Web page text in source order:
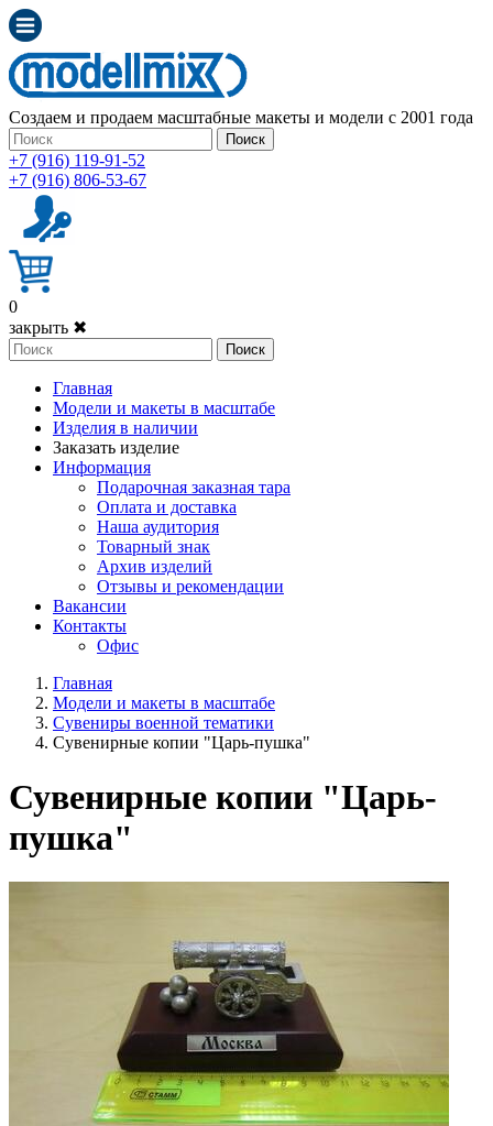
Создаем и продаем масштабные макеты и модели с 2001 года
Поиск
+7 (916) 119-91-52
+7 (916) 806-53-67
0
закрыть ✖
Поиск
Главная
Модели и макеты в масштабе
Изделия в наличии
Заказать изделие
Информация
Подарочная заказная тара
Оплата и доставка
Наша аудитория
Товарный знак
Архив изделий
Отзывы и рекомендации
Вакансии
Контакты
Офис
Главная
Модели и макеты в масштабе
Сувениры военной тематики
Сувенирные копии "Царь-пушка"
Сувенирные копии "Царь-
пушка"